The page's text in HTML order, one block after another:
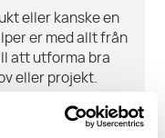
eller kanske en
er med allt från
att utforma bra
eller projekt.
så ni kan känna